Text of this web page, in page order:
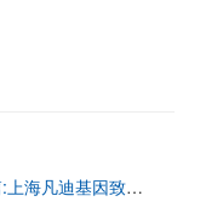
下一篇:上海凡迪基因致员工客户的公开信